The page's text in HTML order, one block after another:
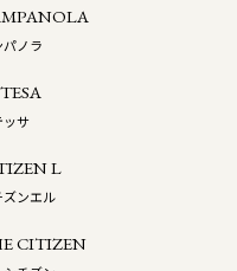
パノラ
ッサ
L
ズンエル
CITIZEN